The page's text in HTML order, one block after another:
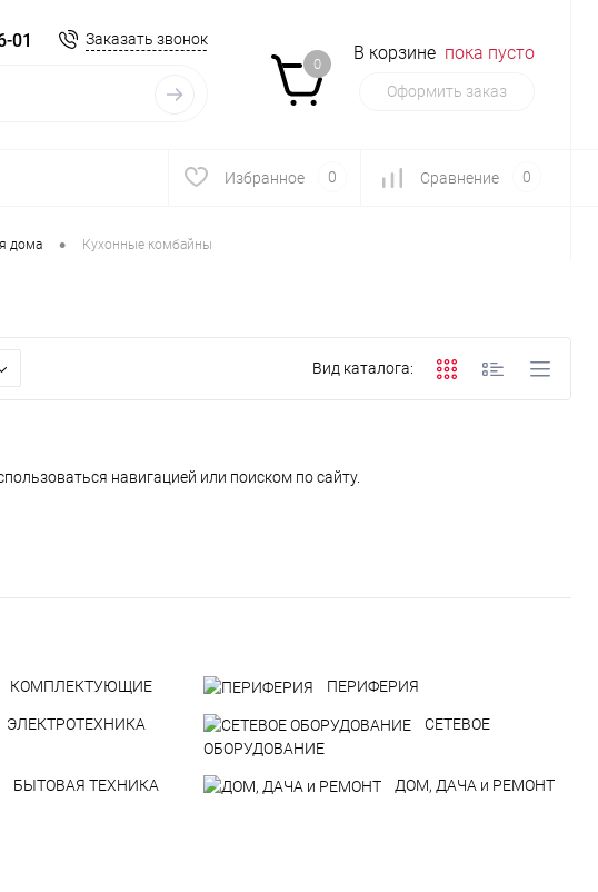
01 Заказать звонок
0
В корзине пока пусто
Оформить заказ
Избранное 0 Сравнение 0
дома • Кухонные комбайны
Вид каталога:
навигацией или поиском по сайту.
КОМПЛЕКТУЮЩИЕ ПЕРИФЕРИЯ
ЭЛЕКТРОТЕХНИКА
СЕТЕВОЕ
ОБОРУДОВАНИЕ
БЫТОВАЯ ТЕХНИКА ДOM, ДАЧА и РЕМОНТ